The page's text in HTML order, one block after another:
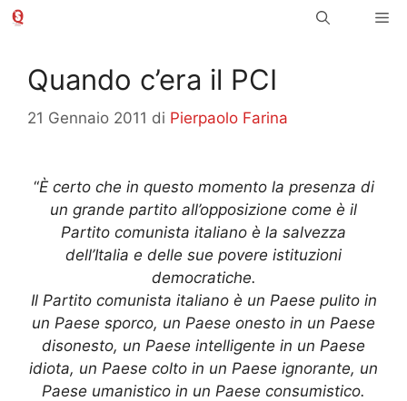
Vai
Quando c’era il PCI
21 Gennaio 2011 di Pierpaolo Farina
“È certo che in questo momento la presenza di
un grande partito all’opposizione come è il
Partito comunista italiano è la salvezza
dell’Italia e delle sue povere istituzioni
democratiche.
Il Partito comunista italiano è un Paese pulito in
un Paese sporco, un Paese onesto in un Paese
disonesto, un Paese intelligente in un Paese
idiota, un Paese colto in un Paese ignorante, un
Paese umanistico in un Paese consumistico.